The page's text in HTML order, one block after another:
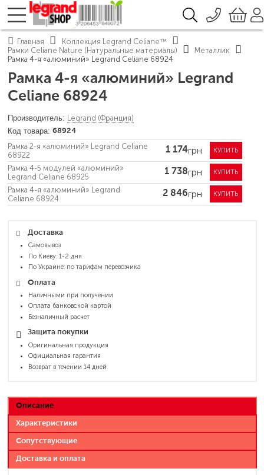
Рамка 4-я «алюминий» Legrand
Celiane 68924
Доставка
Самовывоз
По Киеву: 1-2 дня
По Украине: по тарифам перевозчика
Оплата
Наличными при получении
Оплата банковской картой
Безналичный расчет
Защита покупки
Оригинальная продукция
Официальная гарантия
Возврат в течении 14 дней
Legrand (Франция)
68924
Рамка 2-я «алюминий» Legrand Celiane
68922
1 174грн КУПИТЬ
Рамка 4-5 модулей «алюминий»
Legrand Celiane 68925
1 738грн КУПИТЬ
Рамка 4-я «алюминий» Legrand
Celiane 68924
2 846грн КУПИТЬ
Описание
Характеристики
Сопутствующие
Доставка и оплата
О компании
Доставка
Каталоги продукции Legrand
Гарантия
Контакты
096 776-72-46
044 390-66-40
050 337-07-10
Главная
Коллекция Legrand Celiane™
Рамки Celiane Nature (Натуральные материалы)
Металлик
Рамка 4-я «алюминий» Legrand Celiane 68924